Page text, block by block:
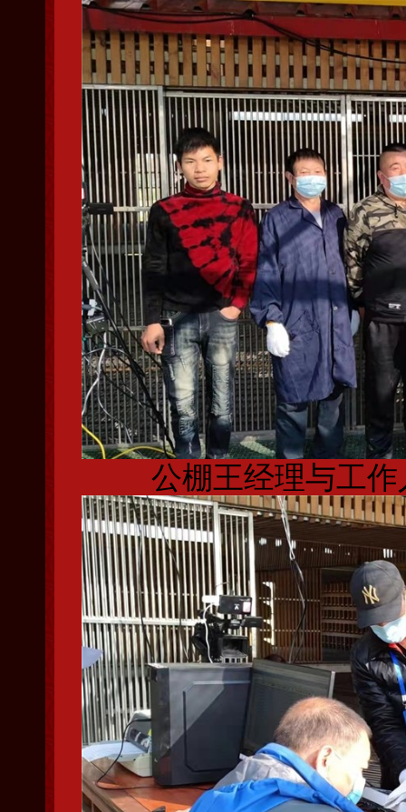
公棚王经理与工